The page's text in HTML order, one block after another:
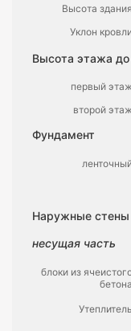
Высота здания
Уклон
Высота этажа
первый этаж
второй этаж
Фундамент
Наружные стены
несущая часть
блоки из
бетона
Утеплитель